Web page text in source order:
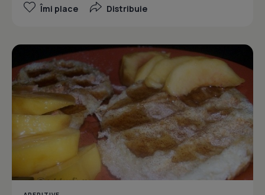
Îmi place Distribuie